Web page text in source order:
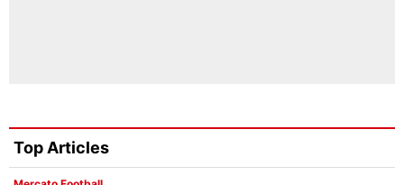
Top Articles